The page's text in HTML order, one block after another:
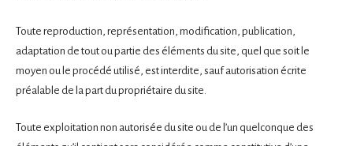
Toute reproduction, représentation, modification, publication,
adaptation de tout ou partie des éléments du site, quel que soit le
moyen ou le procédé utilisé, est interdite, sauf autorisation écrite
préalable de la part du propriétaire du site.
Toute exploitation non autorisée du site ou de l’un quelconque des